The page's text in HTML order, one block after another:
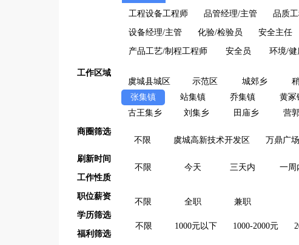
工程设备工程师 品管经理/主管 品质
设备经理/主管 化验/检验员 安全主任
产品工艺/制程工程师 安全员 环境/健
工作区域
虞城县城区
示范区 城郊乡
张集镇
站集镇 乔集镇 黄冢
古王集乡
刘集乡 田庙乡 营
商圈筛选
不限
虞城高新技术开发区 万鼎广场
刷新时间
不限
今天 三天内 一周
工作性质
不限 全职 兼职
职位薪资
不限 1000元以下 1000-2000元
学历筛选
福利筛选